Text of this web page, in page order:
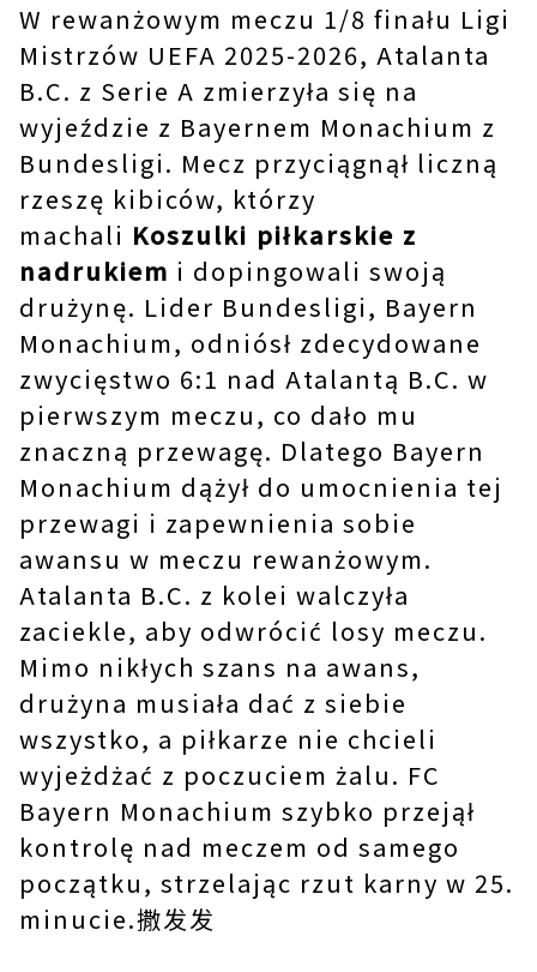
W rewanżowym meczu 1/8 finału Ligi
Mistrzów UEFA 2025-2026, Atalanta
B.C. z Serie A zmierzyła się na
wyjeździe z Bayernem Monachium z
Bundesligi. Mecz przyciągnął liczną
rzeszę kibiców, którzy
machali Koszulki piłkarskie z
nadrukiem i dopingowali swoją
drużynę. Lider Bundesligi, Bayern
Monachium, odniósł zdecydowane
zwycięstwo 6:1 nad Atalantą B.C. w
pierwszym meczu, co dało mu
znaczną przewagę. Dlatego Bayern
Monachium dążył do umocnienia tej
przewagi i zapewnienia sobie
awansu w meczu rewanżowym.
Atalanta B.C. z kolei walczyła
zaciekle, aby odwrócić losy meczu.
Mimo nikłych szans na awans,
drużyna musiała dać z siebie
wszystko, a piłkarze nie chcieli
wyjeżdżać z poczuciem żalu. FC
Bayern Monachium szybko przejął
kontrolę nad meczem od samego
początku, strzelając rzut karny w 25.
minucie.撒发发